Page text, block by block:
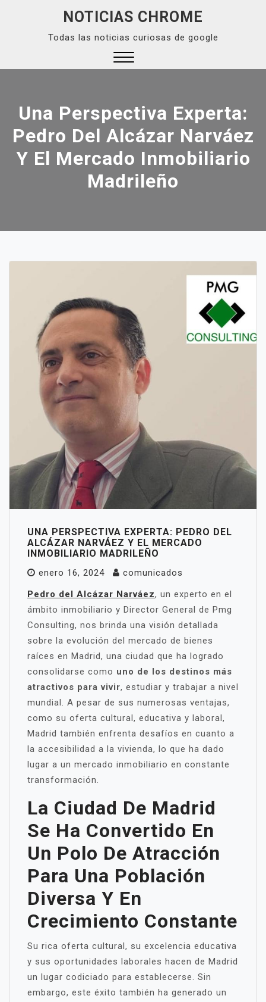
NOTICIAS CHROME
Todas las noticias curiosas de google
Una Perspectiva Experta:
Pedro Del Alcázar Narváez
Y El Mercado Inmobiliario
Madrileño
UNA PERSPECTIVA EXPERTA: PEDRO DEL
ALCÁZAR NARVÁEZ Y EL MERCADO
INMOBILIARIO MADRILEÑO
enero 16, 2024
comunicados
Pedro del Alcázar Narváez, un experto en el
ámbito inmobiliario y Director General de Pmg
Consulting, nos brinda una visión detallada
sobre la evolución del mercado de bienes
raíces en Madrid, una ciudad que ha logrado
consolidarse como uno de los destinos más
atractivos para vivir, estudiar y trabajar a nivel
mundial. A pesar de sus numerosas ventajas,
como su oferta cultural, educativa y laboral,
Madrid también enfrenta desafíos en cuanto a
la accesibilidad a la vivienda, lo que ha dado
lugar a un mercado inmobiliario en constante
transformación.
La Ciudad De Madrid
Se Ha Convertido En
Un Polo De Atracción
Para Una Población
Diversa Y En
Crecimiento Constante
Su rica oferta cultural, su excelencia educativa
y sus oportunidades laborales hacen de Madrid
un lugar codiciado para establecerse. Sin
embargo, este éxito también ha generado un